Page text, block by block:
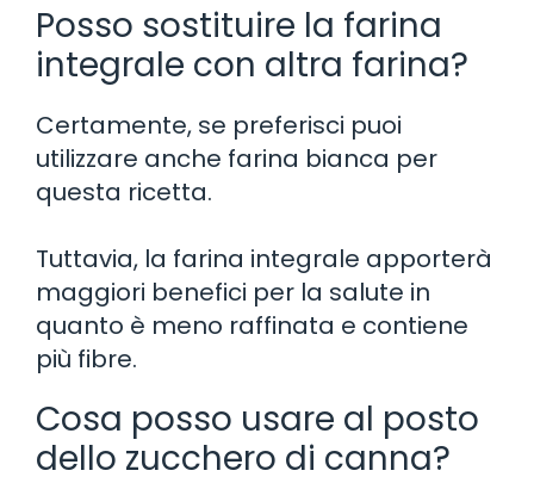
Posso sostituire la farina
integrale con altra farina?
Certamente, se preferisci puoi
utilizzare anche farina bianca per
questa ricetta.
Tuttavia, la farina integrale apporterà
maggiori benefici per la salute in
quanto è meno raffinata e contiene
più fibre.
Cosa posso usare al posto
dello zucchero di canna?